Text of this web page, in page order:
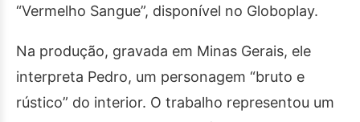
“Vermelho Sangue”, disponível no Globoplay.
Na produção, gravada em Minas Gerais, ele
interpreta Pedro, um personagem “bruto e
rústico” do interior. O trabalho representou um